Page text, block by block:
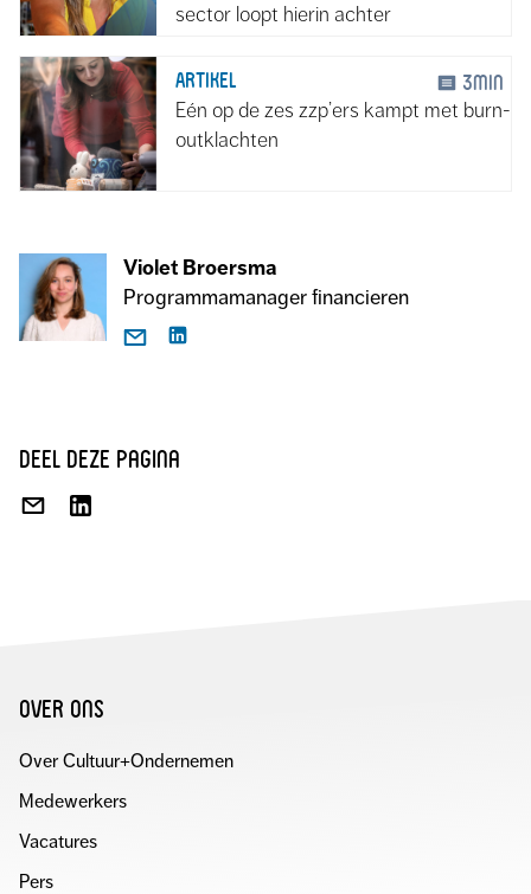
sector loopt hierin achter
ARTIKEL 3min
Eén op de zes zzp’ers kampt met burn-
outklachten
Violet Broersma
Programmamanager financieren
deel deze pagina
DEEL
DEEL
over ons
Over Cultuur+Ondernemen
Medewerkers
Vacatures
Pers